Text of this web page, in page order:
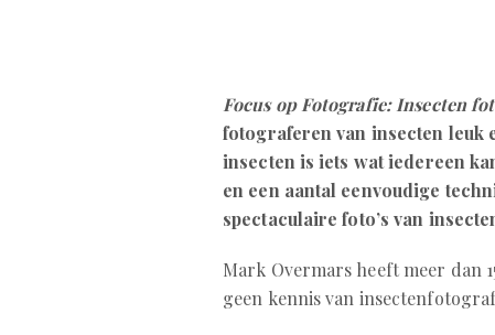
Focus op Fotografie: Insecten
fotograferen van insecten leuk
insecten is iets wat iedereen
en een aantal eenvoudige
spectaculaire foto’s van
Mark Overmars heeft meer dan
geen kennis van